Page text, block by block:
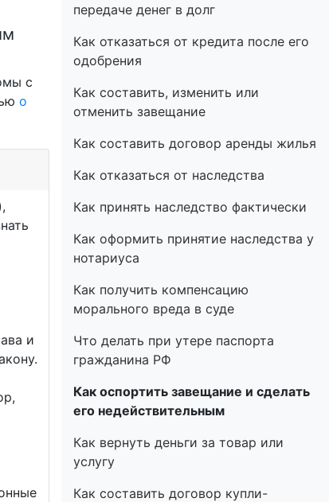
с
о
и
передаче денег в долг
Как отказаться от кредита после его
одобрения
Как составить, изменить или
отменить завещание
Как составить договор аренды жилья
Как отказаться от наследства
Как принять наследство фактически
Как оформить принятие наследства у
нотариуса
Как получить компенсацию
морального вреда в суде
Что делать при утере паспорта
гражданина РФ
Как оспортить завещание и сделать
его недействительным
Как вернуть деньги за товар или
услугу
Как составить договор купли-